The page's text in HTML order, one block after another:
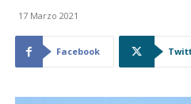
17 Marzo 2021
Facebook